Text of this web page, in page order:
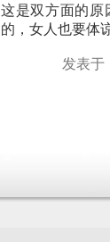
这是双方面的原
的，女人也要体
发表于